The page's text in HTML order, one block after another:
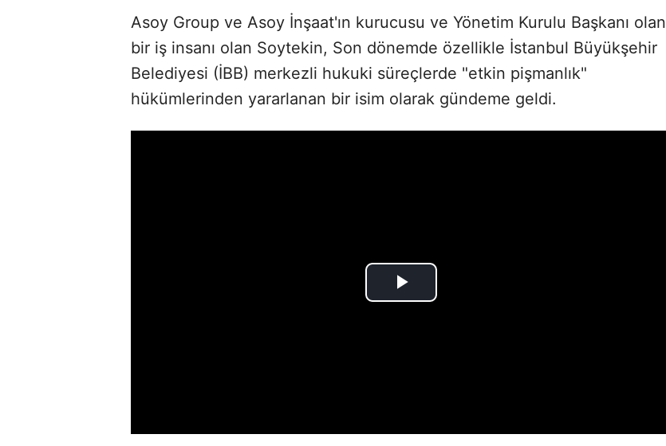
Asoy Group ve Asoy İnşaat'ın kurucusu ve Yönetim Kurulu Başkanı olan
bir iş insanı olan Soytekin, Son dönemde özellikle İstanbul Büyükşehir
Belediyesi (İBB) merkezli hukuki süreçlerde "etkin pişmanlık"
hükümlerinden yararlanan bir isim olarak gündeme geldi.